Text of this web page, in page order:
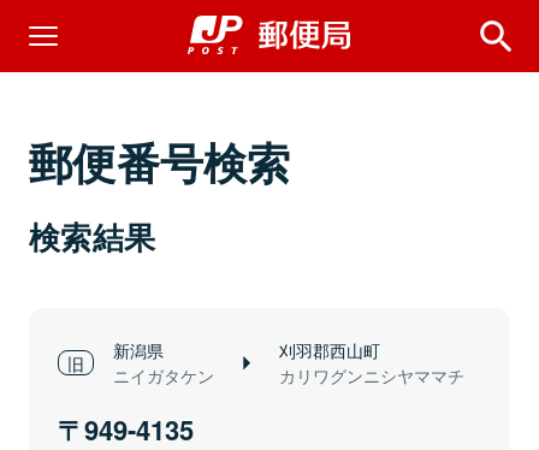
郵便番号検索
検索結果
新潟県
ニイガタケン
刈羽郡西山町
カリワグンニシヤママチ
949-4135